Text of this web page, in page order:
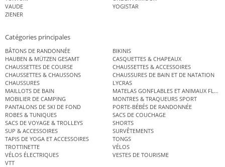
VAUDE
YOGISTAR
ZIENER
Catégories principales
BÂTONS DE RANDONNÉE
BIKINIS
HAUBEN & MÜTZEN GESAMT
CASQUETTES & CHAPEAUX
CHAUSSETTES DE COURSE
CHAUSSETTES & ACCESSOIRES
CHAUSSETTES & CHAUSSONS
CHAUSSURES DE BAIN ET DE NATATION
CHAUSSURES
LYCRAS
MAILLOTS DE BAIN
MATELAS GONFLABLES ET ANIMAUX
MOBILIER DE CAMPING
MONTRES & TRAQUEURS SPORT
PANTALONS DE SKI DE FOND
PORTE-BÉBÉS DE RANDONNÉE
ROBES & TUNIQUES
SACS DE COUCHAGE
SACS DE VOYAGE & TROLLEYS
SHORTS
SUP & ACCESSOIRES
SURVÊTEMENTS
TAPIS DE YOGA ET ACCESSOIRES
TONGS
TROTTINETTE
VÉLOS
VÉLOS ÉLECTRIQUES
VESTES DE TOURISME
VTT